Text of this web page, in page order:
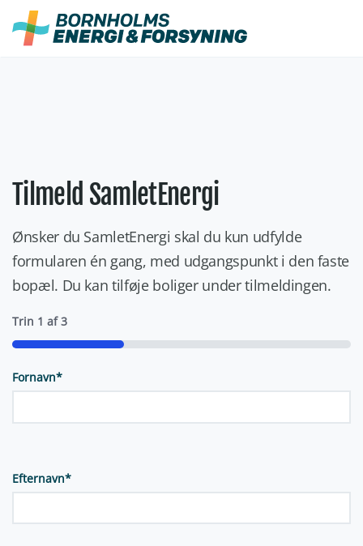
Fortsæt
indhold
Tilmeld SamletEnergi
Ønsker du SamletEnergi skal du kun udfylde
formularen én gang, med udgangspunkt i den faste
bopæl. Du kan tilføje boliger under tilmeldingen.
Trin 1 af3
33%
Fornavn*
Efternavn*